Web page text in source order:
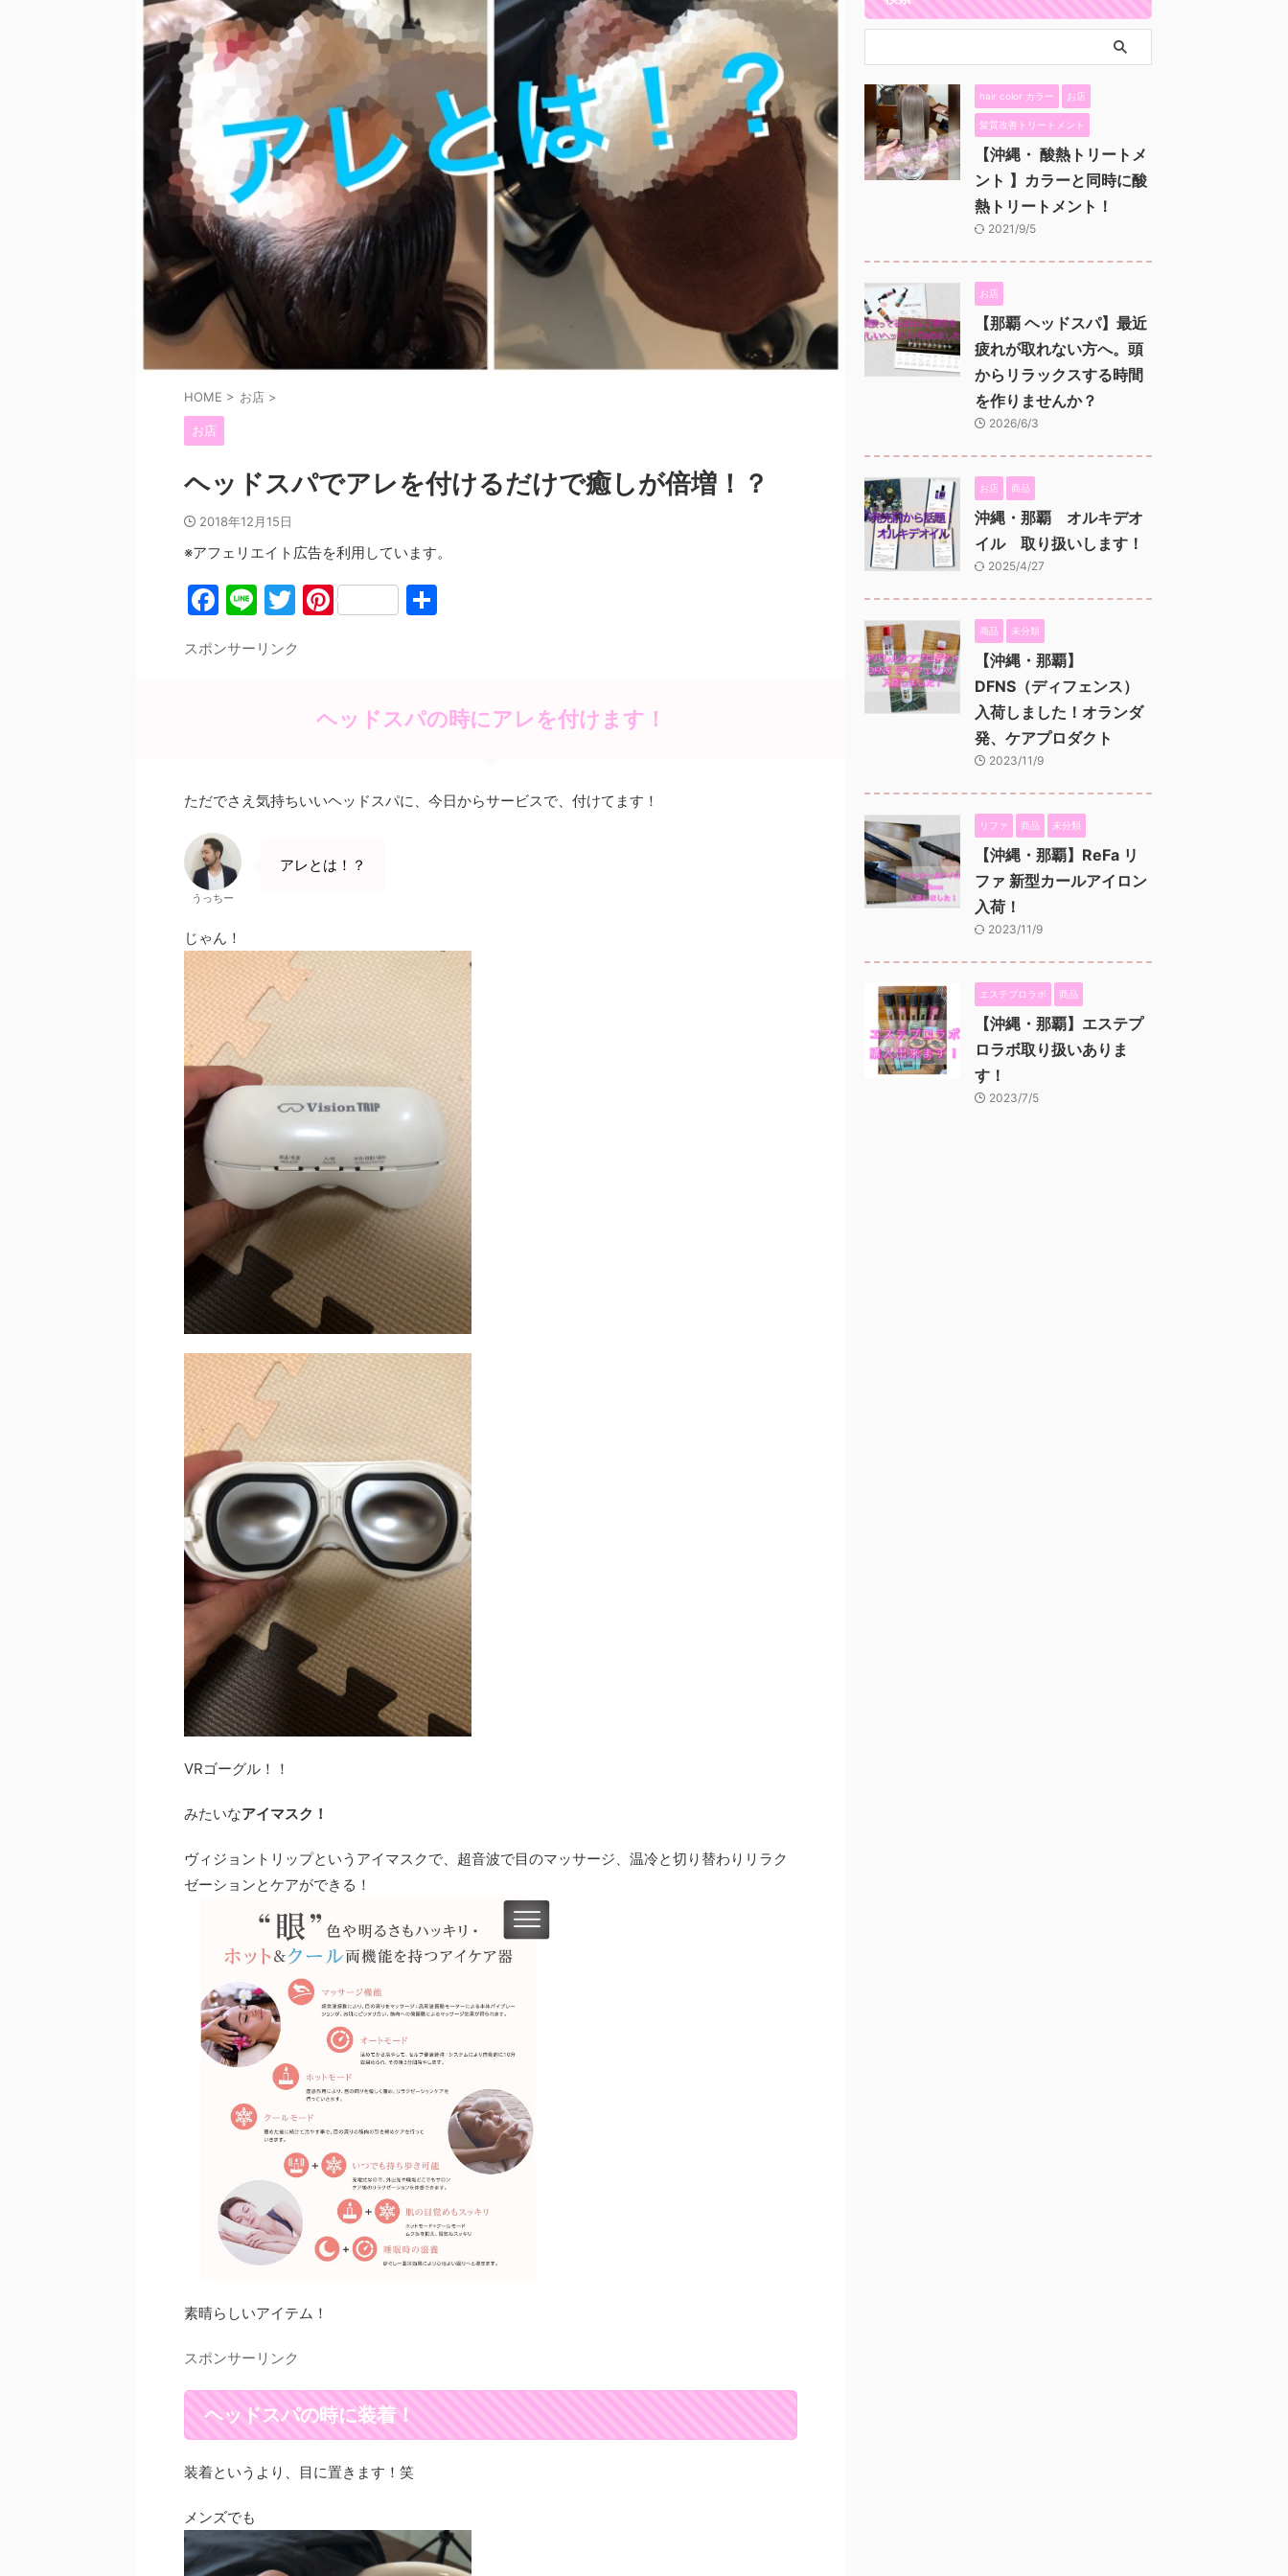
HOME > お店 >
お店
ヘッドスパでアレを付けるだけで癒しが倍増！？
2018年12月15日
※アフェリエイト広告を利用しています。
F
c
k
Li
e
T
itt
Pi
st
スポンサーリンク
ヘッドスパの時にアレを付けます！
ただでさえ気持ちいいヘッドスパに、今日からサービスで、付けてます！
うっちー
アレとは！？
じゃん！
VRゴーグル！！
みたいなアイマスク！
ヴィジョントリップというアイマスクで、超音波で目のマッサージ、温冷と切り替わりリラク
ゼーションとケアができる！
素晴らしいアイテム！
スポンサーリンク
ヘッドスパの時に装着！
装着というより、目に置きます！笑
メンズでも
hair color カラー お店
髪質改善トリートメント
【沖縄・ 酸熱トリートメ
ント 】カラーと同時に酸
熱トリートメント！
2021/9/5
お店
【那覇 ヘッドスパ】最近
疲れが取れない方へ。頭
からリラックスする時間
を作りませんか？
2026/6/3
お店 商品
沖縄・那覇 オルキデオ
イル 取り扱いします！
2025/4/27
商品 未分類
【沖縄・那覇】
DFNS（ディフェンス）
入荷しました！オランダ
発、ケアプロダクト
2023/11/9
リファ 商品 未分類
【沖縄・那覇】ReFa リ
ファ 新型カールアイロン
入荷！
2023/11/9
エステプロラボ 商品
【沖縄・那覇】エステプ
ロラボ取り扱いありま
す！
2023/7/5